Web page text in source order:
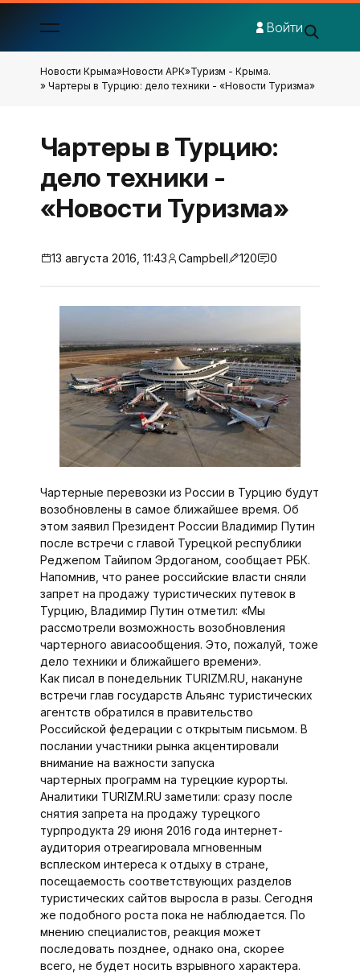
Войти
Новости Крыма»Новости АРК»Туризм - Крыма.
» Чартеры в Турцию: дело техники - «Новости Туризма»
Чартеры в Турцию:
дело техники -
«Новости Туризма»
13 августа 2016, 11:43 Campbell 120 0
Чартерные перевозки из России в Турцию будут
возобновлены в самое ближайшее время. Об
этом заявил Президент России Владимир Путин
после встречи с главой Турецкой республики
Реджепом Тайипом Эрдоганом, сообщает РБК.
Напомнив, что ранее российские власти сняли
запрет на продажу туристических путевок в
Турцию, Владимир Путин отметил: «Мы
рассмотрели возможность возобновления
чартерного авиасообщения. Это, пожалуй, тоже
дело техники и ближайшего времени».
Как писал в понедельник TURIZM.RU, накануне
встречи глав государств Альянс туристических
агентств обратился в правительство
Российской федерации с открытым письмом. В
послании участники рынка акцентировали
внимание на важности запуска
чартерных программ на турецкие курорты.
Аналитики TURIZM.RU заметили: сразу после
снятия запрета на продажу турецкого
турпродукта 29 июня 2016 года интернет-
аудитория отреагировала мгновенным
всплеском интереса к отдыху в стране,
посещаемость соответствующих разделов
туристических сайтов выросла в разы. Сегодня
же подобного роста пока не наблюдается. По
мнению специалистов, реакция может
последовать позднее, однако она, скорее
всего, не будет носить взрывного характера.